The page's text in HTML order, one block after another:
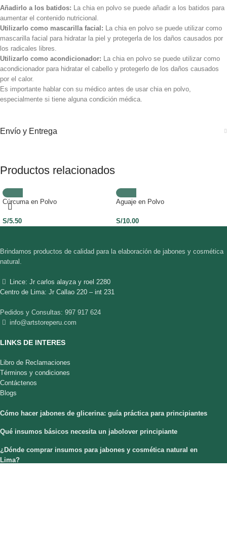
Añadirlo a los batidos: La chia en polvo se puede añadir a los batidos para
aumentar el contenido nutricional.
Utilizarlo como mascarilla facial: La chia en polvo se puede utilizar como
mascarilla facial para hidratar la piel y protegerla de los daños causados por
los radicales libres.
Utilizarlo como acondicionador: La chia en polvo se puede utilizar como
acondicionador para hidratar el cabello y protegerlo de los daños causados
por el calor.
Es importante hablar con su médico antes de usar chia en polvo,
especialmente si tiene alguna condición médica.
Envío y Entrega
Productos relacionados
Cúrcuma en Polvo
S/5.50
Aguaje en Polvo
S/10.00
Brindamos productos de calidad para la elaboración de jabones y cosmética
natural.
Lince: Jr carlos alayza y roel 2280
Centro de Lima: Jr Callao 220 – int 231
Pedidos y Consultas: 997 917 624
info@artstoreperu.com
LINKS DE INTERES
Libro de Reclamaciones
Términos y condiciones
Contáctenos
Blogs
Cómo hacer jabones de glicerina: guía práctica para principiantes
Qué insumos básicos necesita un jabolover principiante
¿Dónde comprar insumos para jabones y cosmética natural en
Lima?